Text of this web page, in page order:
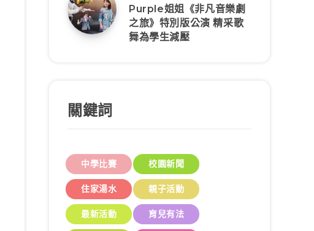
Purple姐姐《非凡音樂劇
之旅》特別版公演 精采歌
舞為學生減壓
關鍵詞
中學比賽 校園新聞
住家湯水 親子活動
最新活動 育兒有法